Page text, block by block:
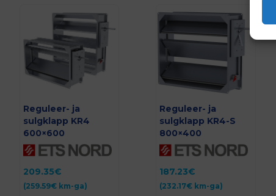
Reguleer- ja
sulgklapp KR4
600×600
209.35€
(259.59€ km-ga)
Reguleer- ja
sulgklapp KR4-S
800×400
187.23€
(232.17€ km-ga)